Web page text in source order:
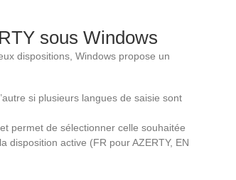
sous Windows
dispositions, Windows propose un
si plusieurs langues de saisie sont
permet de sélectionner celle souhaitée
disposition active (FR pour AZERTY, EN